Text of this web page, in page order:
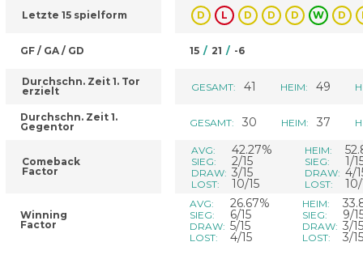
Letzte 15 spielform
GF / GA / GD
Durchschn. Zeit 1. Tor
erzielt
Durchschn. Zeit 1.
Gegentor
Comeback
Factor
Winning
Factor
D L D D D W D
15 / 21 / -6
GESAMT: 41 HEIM: 49
GESAMT: 30 HEIM: 37
AVG: 42.27%
SIEG: 2/15
DRAW: 3/15
LOST: 10/15
HEIM:
SIEG: 1/
DRAW: 4/
LOST: 10/
AVG: 26.67%
SIEG: 6/15
DRAW: 5/15
LOST: 4/15
HEIM:
SIEG: 9/
DRAW: 3/15
LOST: 3/15